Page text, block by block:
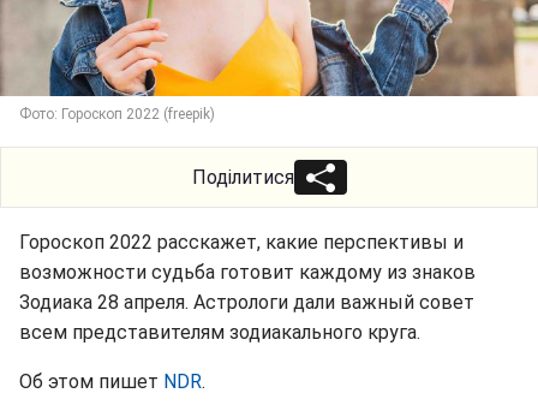
Фото: Гороскоп 2022 (freepik)
Поділитися
Гороскоп 2022 расскажет, какие перспективы и
возможности судьба готовит каждому из знаков
Зодиака 28 апреля. Астрологи дали важный совет
всем представителям зодиакального круга.
Об этом пишет NDR.